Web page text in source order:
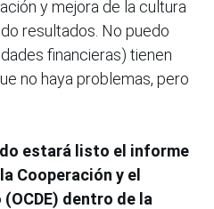
y mejora de la cultura
resultados. No puedo
financieras) tienen
no haya problemas, pero
estará listo el informe
Cooperación y el
dentro de la